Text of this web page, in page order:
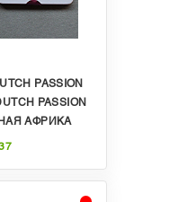
PASSION
PASSION
АФРИКА